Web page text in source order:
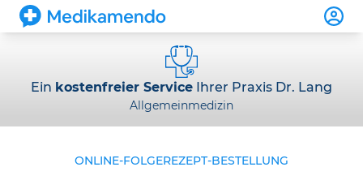
Ein kostenfreier Service Ihrer Praxis Dr. Lang
Allgemeinmedizin
ONLINE-FOLGEREZEPT-BESTELLUNG